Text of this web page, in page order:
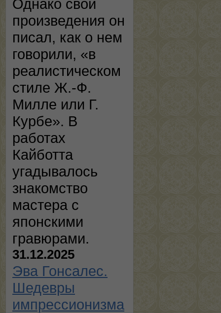
Однако свои
произведения он
писал, как о нем
говорили, «в
реалистическом
стиле Ж.-Ф.
Милле или Г.
Курбе». В
работах
Кайботта
угадывалось
знакомство
мастера с
японскими
гравюрами.
31.12.2025
Эва Гонсалес.
Шедевры
импрессионизма